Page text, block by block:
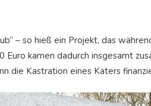
– so hieß ein Projekt, das
Euro kamen dadurch insgesamt
die Kastration eines Katers